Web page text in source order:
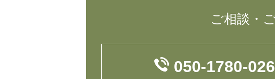
ご相談・
050-1780-